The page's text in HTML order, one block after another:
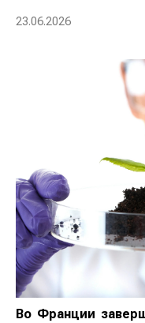
23.06.2026
Во Франции